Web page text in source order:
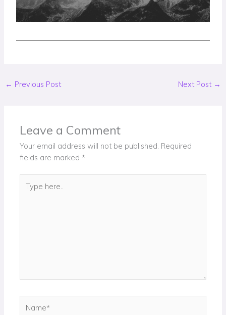
← Previous Post Next Post →
Leave a Comment
Your email address will not be published. Required
fields are marked *
here..